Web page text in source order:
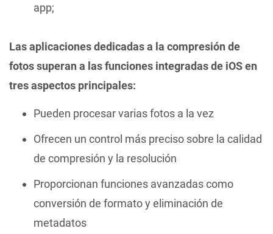
app;
Las aplicaciones dedicadas a la compresión de
fotos superan a las funciones integradas de iOS en
tres aspectos principales:
Pueden procesar varias fotos a la vez
Ofrecen un control más preciso sobre la calidad
de compresión y la resolución
Proporcionan funciones avanzadas como
conversión de formato y eliminación de
metadatos